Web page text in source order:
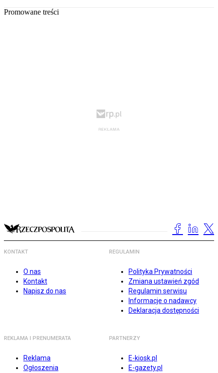
Promowane treści
KONTAKT
O nas
Kontakt
Napisz do nas
REGULAMIN
Polityka Prywatności
Zmiana ustawień zgód
Regulamin serwisu
Informacje o nadawcy
Deklaracja dostępności
REKLAMA I PRENUMERATA
Reklama
Ogłoszenia
PARTNERZY
E-kiosk.pl
E-gazety.pl